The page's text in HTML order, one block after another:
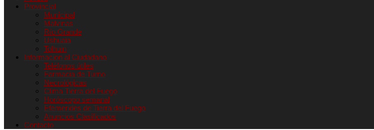
Provincial
Municipal
Malvinas
Río Grande
Ushuaia
Tolhuin
Informacion al Ciudadano
Teléfonos útiles
Farmacia de Turno
Necrológicas
Clima Tierra del Fuego
Horóscopo semanal
Efemerides de Tierra del Fuego
Anuncios Clasificados
Contacto